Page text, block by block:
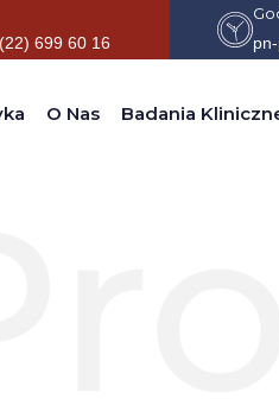
699 60 16
O Nas Badania